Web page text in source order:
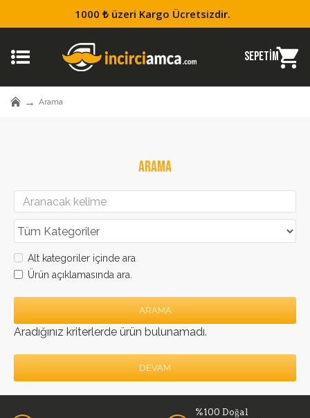
1000 ₺ üzeri Kargo Ücretsizdir.
Arama
ARAMA
Alt kategoriler içinde ara
Ürün açıklamasında ara.
ARAMA
Aradığınız kriterlerde ürün bulunamadı.
DEVAM
%100 Doğal